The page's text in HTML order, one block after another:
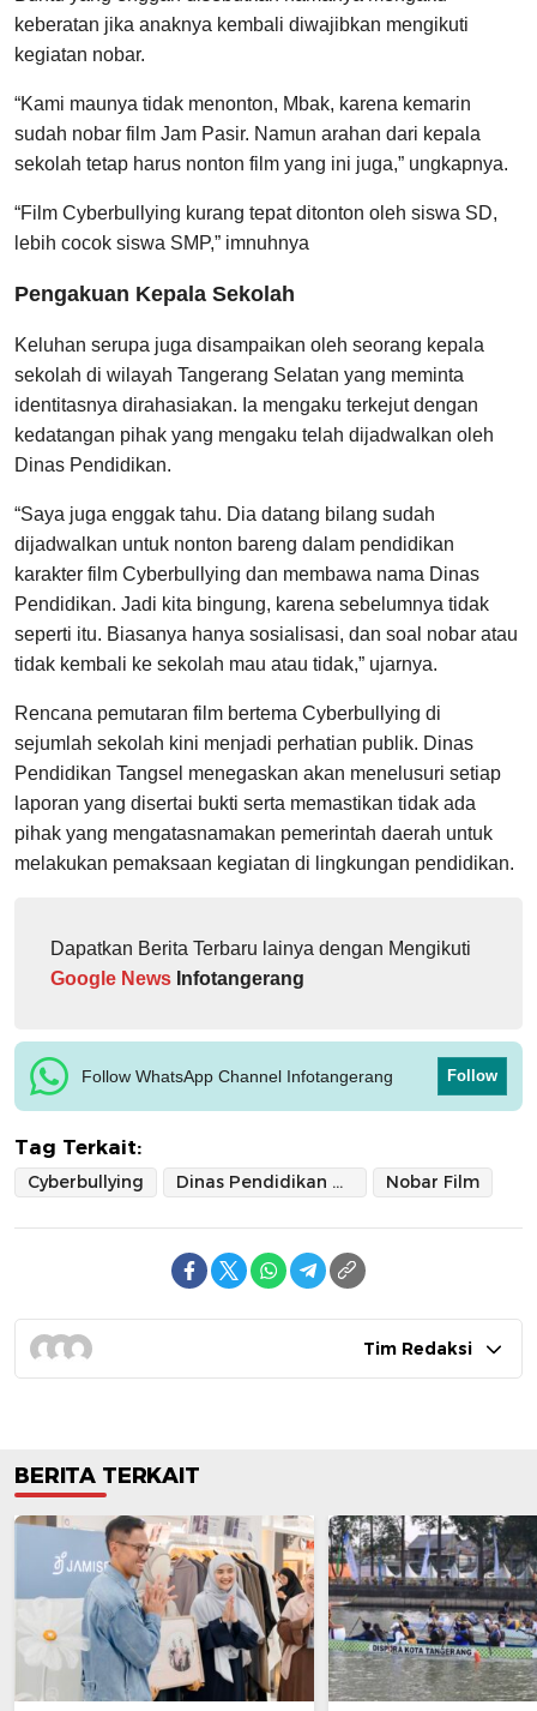
keberatan jika anaknya kembali diwajibkan mengikuti
kegiatan nobar.
“Kami maunya tidak menonton, Mbak, karena kemarin
sudah nobar film Jam Pasir. Namun arahan dari kepala
sekolah tetap harus nonton film yang ini juga,” ungkapnya.
“Film Cyberbullying kurang tepat ditonton oleh siswa SD,
lebih cocok siswa SMP,” imnuhnya
Pengakuan Kepala Sekolah
Keluhan serupa juga disampaikan oleh seorang kepala
sekolah di wilayah Tangerang Selatan yang meminta
identitasnya dirahasiakan. Ia mengaku terkejut dengan
kedatangan pihak yang mengaku telah dijadwalkan oleh
Dinas Pendidikan.
“Saya juga enggak tahu. Dia datang bilang sudah
dijadwalkan untuk nonton bareng dalam pendidikan
karakter film Cyberbullying dan membawa nama Dinas
Pendidikan. Jadi kita bingung, karena sebelumnya tidak
seperti itu. Biasanya hanya sosialisasi, dan soal nobar atau
tidak kembali ke sekolah mau atau tidak,” ujarnya.
Rencana pemutaran film bertema Cyberbullying di
sejumlah sekolah kini menjadi perhatian publik. Dinas
Pendidikan Tangsel menegaskan akan menelusuri setiap
laporan yang disertai bukti serta memastikan tidak ada
pihak yang mengatasnamakan pemerintah daerah untuk
melakukan pemaksaan kegiatan di lingkungan pendidikan.
Dapatkan Berita Terbaru lainya dengan Mengikuti
Google News Infotangerang
Follow WhatsApp Channel Infotangerang Follow
Tag Terkait:
Cyberbullying Dinas Pendidikan Tangsel Nobar Film
Tim Redaksi
BERITA TERKAIT